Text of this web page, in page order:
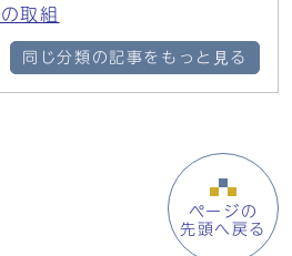
取組
同じ分類の記事をもっと見る
ページの
先頭へ戻る